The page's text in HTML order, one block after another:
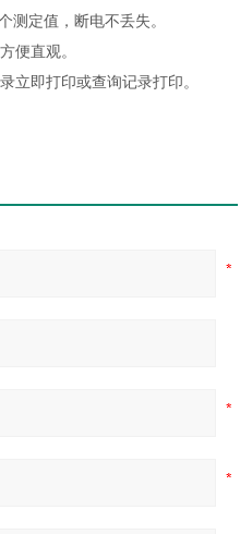
测定值，断电不丢失。
便直观。
立即打印或查询记录打印。